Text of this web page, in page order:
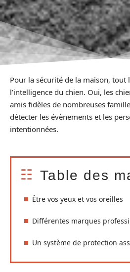
Pour la sécurité de la maison, tout
l’intelligence du chien. Oui, les
amis fidèles de nombreuses
détecter les évènements et les
intentionnées.
Table des
Être vos yeux et vos oreilles
Différentes marques
Un système de protection